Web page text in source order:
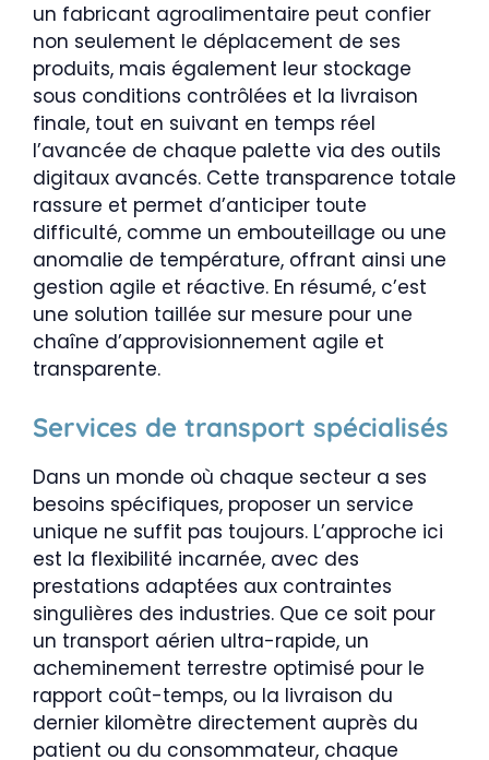
un fabricant agroalimentaire peut confier
non seulement le déplacement de ses
produits, mais également leur stockage
sous conditions contrôlées et la livraison
finale, tout en suivant en temps réel
l’avancée de chaque palette via des outils
digitaux avancés. Cette transparence totale
rassure et permet d’anticiper toute
difficulté, comme un embouteillage ou une
anomalie de température, offrant ainsi une
gestion agile et réactive. En résumé, c’est
une solution taillée sur mesure pour une
chaîne d’approvisionnement agile et
transparente.
Services de transport spécialisés
Dans un monde où chaque secteur a ses
besoins spécifiques, proposer un service
unique ne suffit pas toujours. L’approche ici
est la flexibilité incarnée, avec des
prestations adaptées aux contraintes
singulières des industries. Que ce soit pour
un transport aérien ultra-rapide, un
acheminement terrestre optimisé pour le
rapport coût-temps, ou la livraison du
dernier kilomètre directement auprès du
patient ou du consommateur, chaque